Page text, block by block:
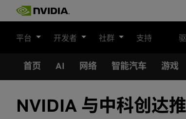
平台 开发者 社群 支持
首页 AI 网络 智能汽车 游戏
NVIDIA 与中科创达